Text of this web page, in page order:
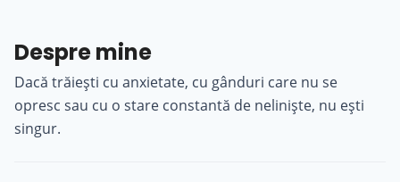
Despre mine
Dacă trăiești cu anxietate, cu gânduri care nu se
opresc sau cu o stare constantă de neliniște, nu ești
singur.